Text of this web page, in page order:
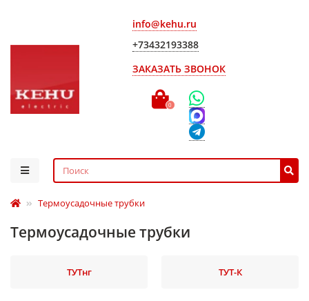
info@kehu.ru
+73432193388
ЗАКАЗАТЬ ЗВОНОК
0
Термоусадочные трубки
Термоусадочные трубки
ТУТнг ТУТ-К